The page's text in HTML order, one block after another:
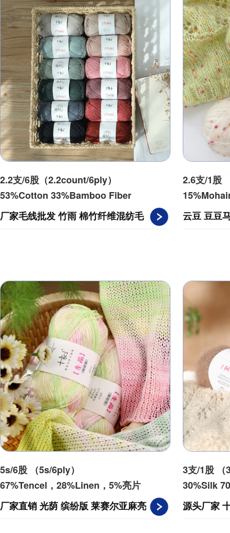
2.2支/6股（2.2count/6ply）
53%Cotton 33%Bamboo Fiber
14%Linen
厂家毛线批发 竹雨 棉竹纤维混纺毛
2.6支/1股
云豆 豆豆
5s/6股 （5s/6ply）
67%Tencel，28%Linen，5%亮片
厂家直销 光荫 缤纷版 莱赛尔亚麻亮
3支/1股
30%Silk
源头厂家